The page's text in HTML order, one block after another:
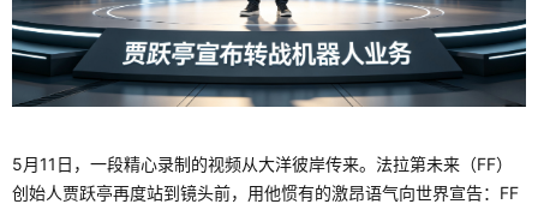
5月11日，一段精心录制的视频从大洋彼岸传来。法拉第未来（FF）
创始人贾跃亭再度站到镜头前，用他惯有的激昂语气向世界宣告：FF